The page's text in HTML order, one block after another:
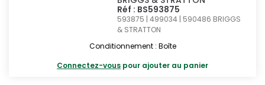
Réf : BS593875
593875 | 499034 | 590486 BRIGGS
& STRATTON
Conditionnement : Boîte
Connectez-vous pour ajouter au panier